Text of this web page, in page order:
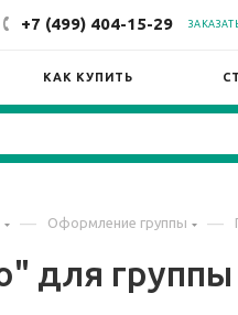
+7 (499) 404-15-29
КАК КУПИТЬ
— Оформление группы —
для группы